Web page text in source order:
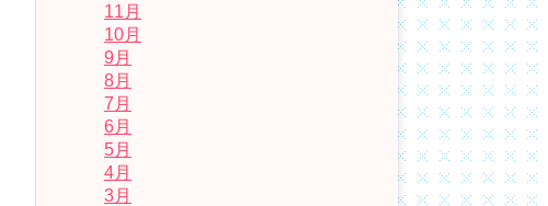
11月
10月
9月
8月
7月
6月
5月
4月
3月